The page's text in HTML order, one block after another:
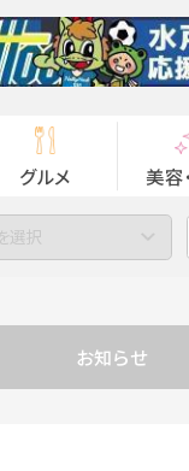
グルメ 美容
選択
お知らせ